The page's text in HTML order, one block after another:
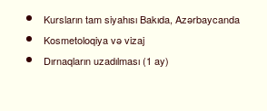
Kursların tam siyahısı Bakıda, Azərbaycanda
Kosmetoloqiya və vizaj
Dırnaqların uzadılması (1 ay)